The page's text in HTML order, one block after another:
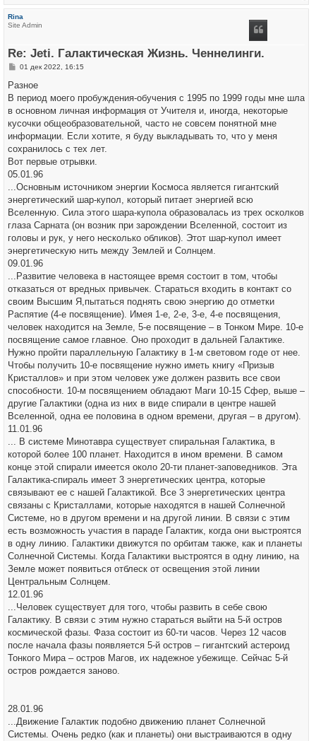
Rina
Site Admin
Re: Jeti. Галактическая Жизнь. Ченнелинги.
С
о
щ
е
и
е
01 дек 2022, 16:15
Разное
В период моего пробуждения-обучения с 1995 по 1999 годы мне шла
в основном личная информация от Учителя и, иногда, некоторые
кусочки общеобразовательной, часто не совсем понятной мне
информации. Если хотите, я буду выкладывать то, что у меня
сохранилось с тех лет.
Вот первые отрывки.
05.01.96
...Основным источником энергии Космоса является гигантский
энергетический шар-купол, который питает энергией всю
Вселенную. Сила этого шара-купола образовалась из трех осколков
глаза Сарната (он возник при зарождении Вселенной, состоит из
головы и рук, у него несколько обликов). Этот шар-купол имеет
энергетическую нить между Землей и Солнцем.
09.01.96
...Развитие человека в настоящее время состоит в том, чтобы
отказаться от вредных привычек. Стараться входить в контакт со
своим Высшим Я,пытаться поднять свою энергию до отметки
Распятие (4-е посвящение). Имея 1-е, 2-е, 3-е, 4-е посвящения,
человек находится на Земле, 5-е посвящение – в Тонком Мире. 10-е
посвящение самое главное. Оно проходит в дальней Галактике.
Нужно пройти параллельную Галактику в 1-м световом годе от нее.
Чтобы получить 10-е посвящение нужно иметь книгу «Призыв
Кристаллов» и при этом человек уже должен развить все свои
способности. 10-м посвящением обладают Маги 10-15 Сфер, выше –
другие Галактики (одна из них в виде спирали в центре нашей
Вселенной, одна ее половина в одном времени, другая – в другом).
11.01.96
... В системе Минотавра существует спиральная Галактика, в
которой более 100 планет. Находится в ином времени. В самом
конце этой спирали имеется около 20-ти планет-заповедников. Эта
Галактика-спираль имеет 3 энергетических центра, которые
связывают ее с нашей Галактикой. Все 3 энергетических центра
связаны с Кристаллами, которые находятся в нашей Солнечной
Системе, но в другом времени и на другой линии. В связи с этим
есть возможность участия в параде Галактик, когда они выстроятся
в одну линию. Галактики движутся по орбитам также, как и планеты
Солнечной Системы. Когда Галактики выстроятся в одну линию, на
Земле может появиться отблеск от освещения этой линии
Центральным Солнцем.
12.01.96
...Человек существует для того, чтобы развить в себе свою
Галактику. В связи с этим нужно стараться выйти на 5-й остров
космической фазы. Фаза состоит из 60-ти часов. Через 12 часов
после начала фазы появляется 5-й остров – гигантский астероид
Тонкого Мира – остров Магов, их надежное убежище. Сейчас 5-й
остров рождается заново.
28.01.96
...Движение Галактик подобно движению планет Солнечной
Системы. Очень редко (как и планеты) они выстраиваются в одну